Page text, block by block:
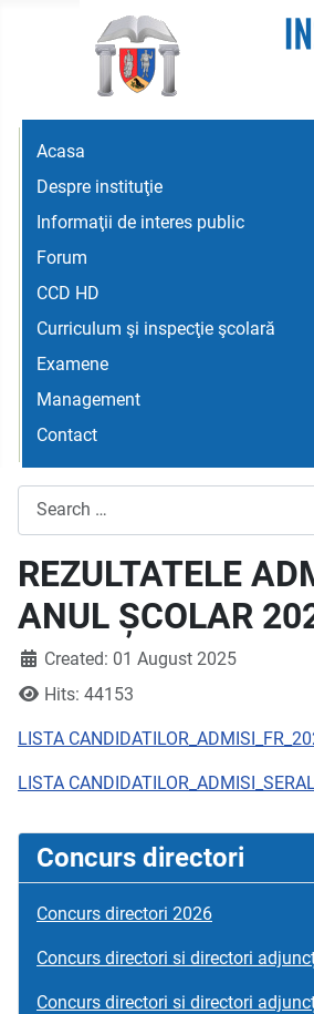
Acasa
Despre instituţie
Informaţii de interes public
Forum
CCD HD
Curriculum şi inspecţie şcolară
Examene
Management
Contact
REZULTATELE
ANUL ȘCOLAR
Created: 01 August 2025
Hits: 44153
LISTA
LISTA
Concurs directori
Concurs directori 2026
Concurs directori si directori
Concurs directori si directori